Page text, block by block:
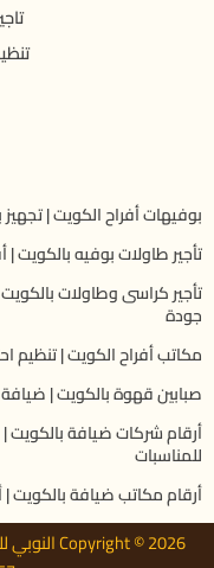
بوفيهات أفراح الكويت |
تأجير طاولات بوفيه بالكويت
تأجير كراسى وطاولات
جودة
مكاتب أفراح الكويت | تنظيم
صبابين قهوة بالكويت | ضيافة
أرقام شركات ضيافة بالكويت
للمناسبات
أرقام مكاتب ضيافة بالكويت